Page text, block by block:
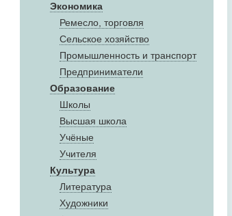
Экономика
Ремесло, торговля
Сельское хозяйство
Промышленность и транспорт
Предприниматели
Образование
Школы
Высшая школа
Учёные
Учителя
Культура
Литература
Художники